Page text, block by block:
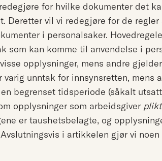
for hvilke dokumenter det
Deretter vil vi redegjøre for de
i personalsaker.
som kan komme til anvendelse i
opplysninger, mens andre
varig unntak for innsynsretten, mens
begrenset tidsperiode (såkalt
opplysninger som arbeidsgiver
er taushetsbelagte, og
i artikkelen gjør vi